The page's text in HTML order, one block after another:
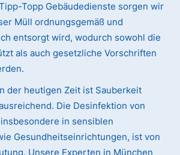
Topp Gebäudedienste sorgen wir
Müll ordnungsgemäß und
entsorgt wird, wodurch sowohl die
als auch gesetzliche Vorschriften
der heutigen Zeit ist Sauberkeit
Die Desinfektion von
in sensiblen
Gesundheitseinrichtungen, ist von
Unsere Experten in München